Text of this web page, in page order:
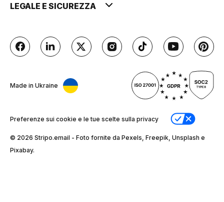
LEGALE E SICUREZZA
Made in Ukraine
Preferenze sui cookie e le tue scelte sulla privacy
© 2026 Stripо.email - Foto fornite da Pexels, Freepik, Unsplash e
Pixabay.